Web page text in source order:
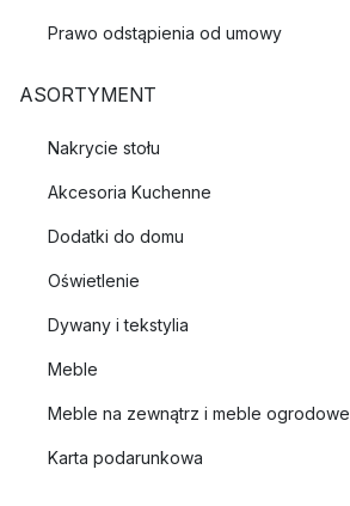
Prawo odstąpienia od umowy
ASORTYMENT
Nakrycie stołu
Akcesoria Kuchenne
Dodatki do domu
Oświetlenie
Dywany i tekstylia
Meble
Meble na zewnątrz i meble ogrodowe
Karta podarunkowa